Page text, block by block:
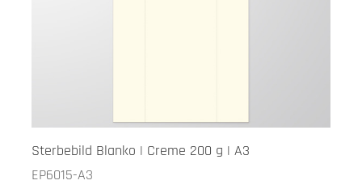
Sterbebild Blanko | Creme 200 g | A3
EP6015-A3